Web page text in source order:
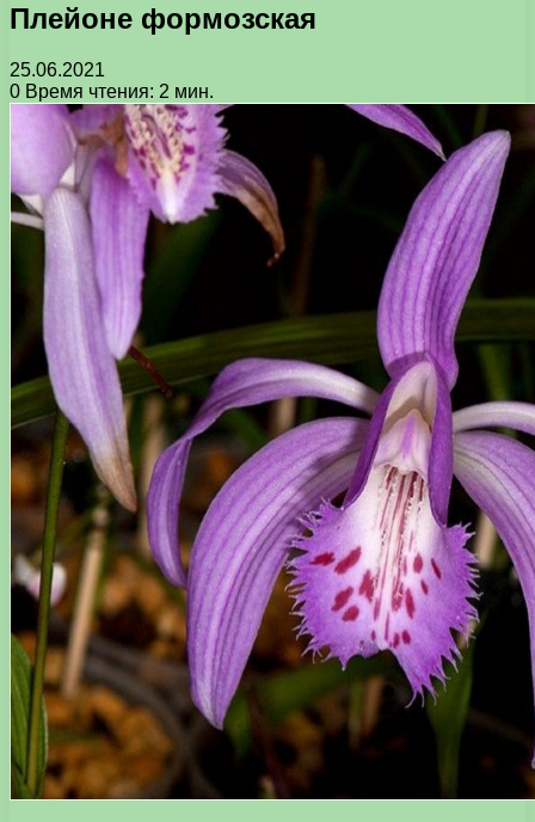
Плейоне формозская
25.06.2021
0 Время чтения: 2 мин.